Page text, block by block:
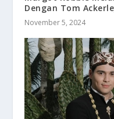
Dengan Tom
November 5, 2024